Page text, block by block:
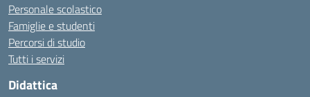
Personale scolastico
Famiglie e studenti
Percorsi di studio
Tutti i servizi
Didattica